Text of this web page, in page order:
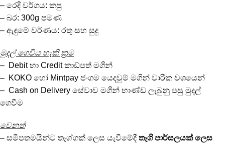
– රෙදි වර්ගය: කපු
– බර: 300g පමණ
– ඇඳුමේ වර්ණය: රතු සහ සුදු
මුදල් ගෙවිය හැකි ක්‍රම
– Debit හා Credit කාඩ්පත් මගින්
– KOKO හෝ Mintpay ජංගම යෙදවුම් මගින් වාරික වශයෙන්
– Cash on Delivery සේවාව මගින් භාණ්ඩ ලැබුනු පසු මුදල්
ගෙවීම
වෙනත්
– සමීපතමයින්ට තෑග්ගක් ලෙස යැවීමේදී තෑගි පාර්සලයක් ලෙස